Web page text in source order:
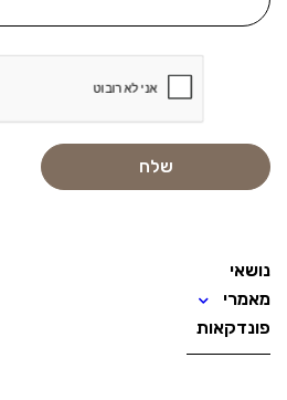
נושאי
מאמרי
פונדקאות